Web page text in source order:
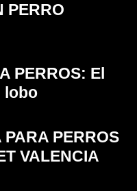
PERRO
PERROS: El
lobo
PERROS
VALENCIA